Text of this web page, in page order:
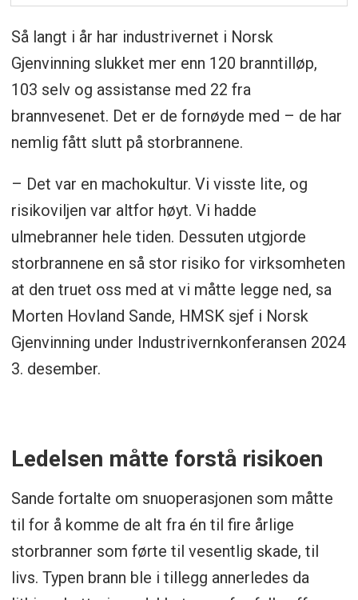
Så langt i år har industrivernet i Norsk
Gjenvinning slukket mer enn 120 branntilløp,
103 selv og assistanse med 22 fra
brannvesenet. Det er de fornøyde med – de har
nemlig fått slutt på storbrannene.
– Det var en machokultur. Vi visste lite, og
risikoviljen var altfor høyt. Vi hadde
ulmebranner hele tiden. Dessuten utgjorde
storbrannene en så stor risiko for virksomheten
at den truet oss med at vi måtte legge ned, sa
Morten Hovland Sande, HMSK sjef i Norsk
Gjenvinning under Industrivernkonferansen 2024
3. desember.
Ledelsen måtte forstå risikoen
Sande fortalte om snuoperasjonen som måtte
til for å komme de alt fra én til fire årlige
storbranner som førte til vesentlig skade, til
livs. Typen brann ble i tillegg annerledes da